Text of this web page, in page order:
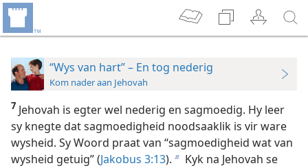
“Wys van hart” – En tog nederig
Kom nader aan Jehovah
7 Jehovah is egter wel nederig en sagmoedig. Hy leer
sy knegte dat sagmoedigheid noodsaaklik is vir ware
wysheid. Sy Woord praat van “sagmoedigheid wat van
wysheid getuig” (Jakobus 3:13). b Kyk na Jehovah se